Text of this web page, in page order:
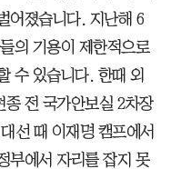
어졌습니다. 지난해 6
의 기용이 제한적으로
수 있습니다. 한때 외
전 국가안보실 2차장
선 때 이재명 캠프에서
부에서 자리를 잡지 못